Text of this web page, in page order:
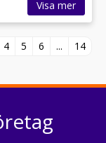
Visa mer
4 5 6 ... 14